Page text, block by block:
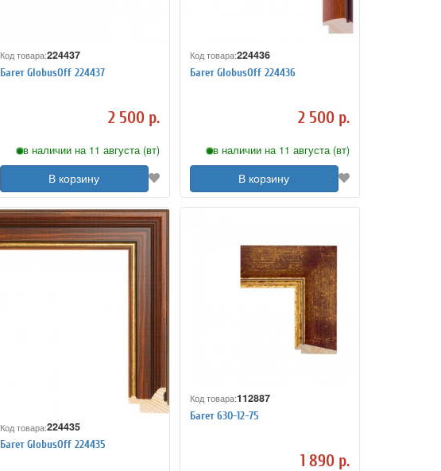
Код товара:224437
Багет GlobusOff 224437
2 500 р.
в наличии на 11 августа (вт)
В корзину
Код товара:224436
Багет GlobusOff 224436
2 500 р.
в наличии на 11 августа (вт)
В корзину
Код товара:224435
Багет GlobusOff 224435
Код товара:112887
Багет 630-12-75
1 890 р.